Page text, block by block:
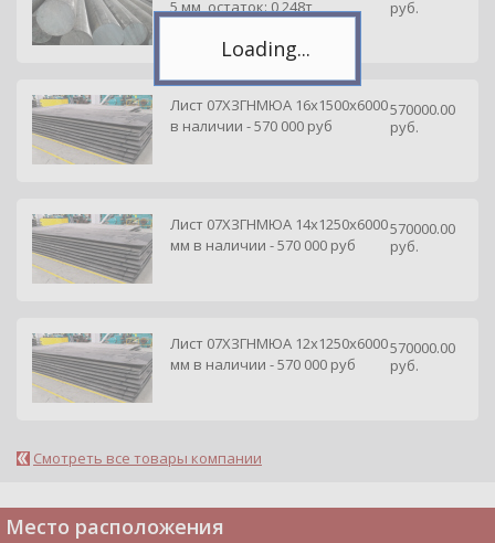
5 мм, остаток: 0,248т
руб.
Лист 07ХЗГНМЮА 16х1500х6000
в наличии - 570 000 руб
570000.00
руб.
Лист 07ХЗГНМЮА 14х1250х6000
мм в наличии - 570 000 руб
570000.00
руб.
Лист 07ХЗГНМЮА 12х1250х6000
мм в наличии - 570 000 руб
570000.00
руб.
Смотреть все товары компании
Место расположения